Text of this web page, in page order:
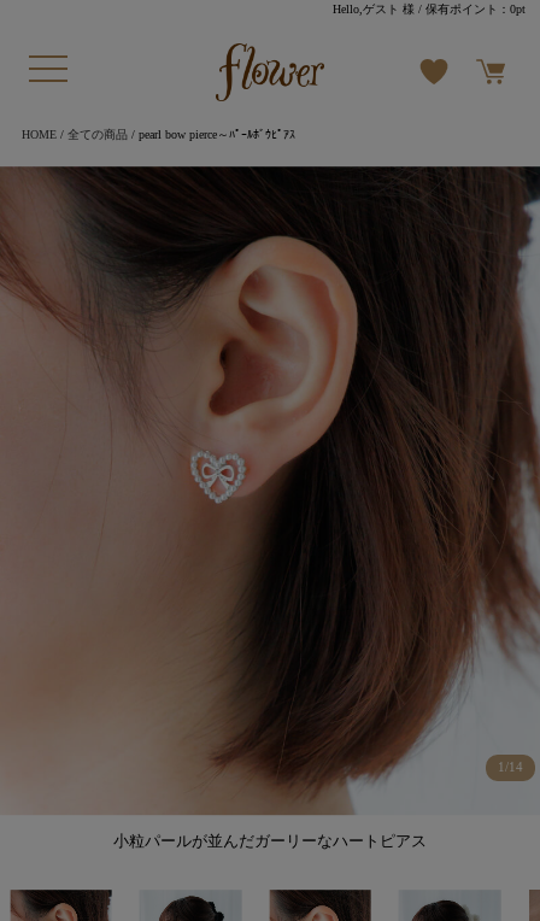
Hello,ゲスト 様 / 保有ポイント：0pt
HOME/ 全ての商品/ pearl bow pierce～ﾊﾟｰﾙﾎﾞｳﾋﾟｱｽ
小粒パールが並んだガーリーなハートピアス
1 /14